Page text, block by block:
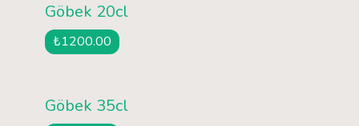
Göbek 20cl
₺1200.00
Göbek 35cl